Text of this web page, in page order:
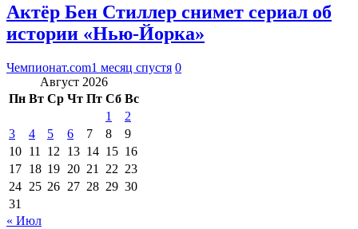
Актёр Бен Стиллер снимет сериал об
истории «Нью-Йорка»
Чемпионат.com1 месяц спустя 0
Август 2026
Пн Вт Ср Чт Пт Сб Вс
1
2
3
4 5 6 7 8
9
10 11 12 13 14 15 16
17 18 19 20 21 22 23
24 25 26 27 28 29 30
31
« Июл